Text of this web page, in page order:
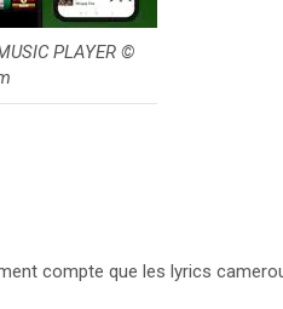
PLAYER ©
compte que les lyrics